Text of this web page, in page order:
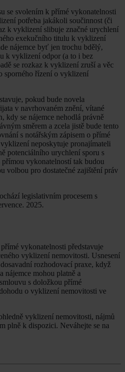
se svolením k přímé vykonatelnosti
potřeba jakákoli součinnost (či
k vyklizení slibuje značné urychlení
exekučního titulu k vyklizení
nájemce byť jen trochu bdělý,
k vyklizení odpor (a to i bez
se rozkaz k vyklizení zruší a věc
sporného řízení o vyklizení
pokud bude novela
v navrhovaném znění, vítané
kdy se nájemce nehodlá právně
směrem a zcela jistě bude tento
s notářským zápisem o přímé
neposkytuje pronajímateli
potenciálního urychlení sporu s
přímou vykonatelností tak budou
volbou pro dostatečné zajištění práv
legislativním procesem s
2025.
vykonatelnosti představuje
vyklizení nemovitosti. Usnesení
rozhodovací praxe, když
nájemce mohou platně a
s doložkou přímé
o vyklizení nemovitosti ve
vyklizení nemovitosti, nájmů
plně k dispozici. Neváhejte se na